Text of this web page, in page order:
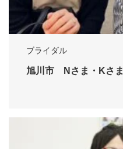
ブライダル
旭川市 Nさま・Kさま